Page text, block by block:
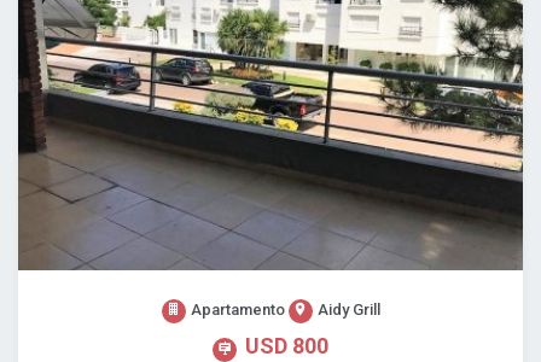
Apartamento Aidy Grill
USD 800